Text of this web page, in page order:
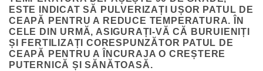
ESTE INDICAT SĂ PULVERIZAȚI UȘOR PATUL DE
CEAPĂ PENTRU A REDUCE TEMPERATURA. ÎN
CELE DIN URMĂ, ASIGURAȚI-VĂ CĂ BURUIENIȚI
ȘI FERTILIZAȚI CORESPUNZĂTOR PATUL DE
CEAPĂ PENTRU A ÎNCURAJA O CREȘTERE
PUTERNICĂ ȘI SĂNĂTOASĂ.